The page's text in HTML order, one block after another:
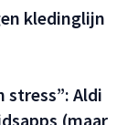
kledinglijn
stress”: Aldi
(maar